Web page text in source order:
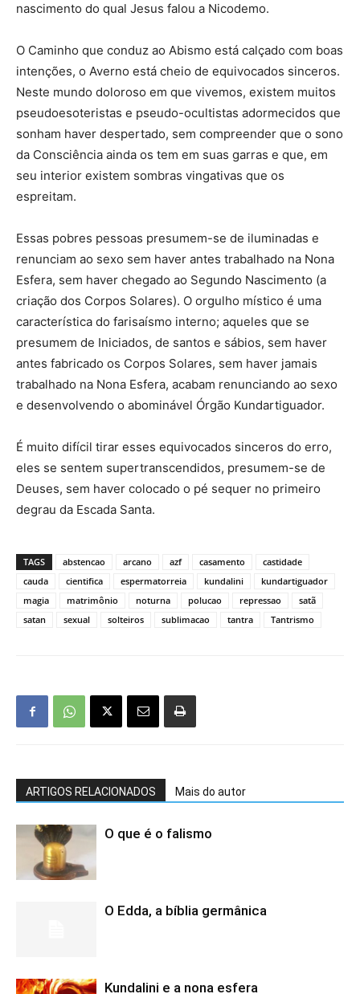
nascimento do qual Jesus falou a Nicodemo.
O Caminho que conduz ao Abismo está calçado com boas
intenções, o Averno está cheio de equivocados sinceros.
Neste mundo doloroso em que vivemos, existem muitos
pseudoesoteristas e pseudo-ocultistas adormecidos que
sonham haver despertado, sem compreender que o sono
da Consciência ainda os tem em suas garras e que, em
seu interior existem sombras vingativas que os
espreitam.
Essas pobres pessoas presumem-se de iluminadas e
renunciam ao sexo sem haver antes trabalhado na Nona
Esfera, sem haver chegado ao Segundo Nascimento (a
criação dos Corpos Solares). O orgulho místico é uma
característica do farisaísmo interno; aqueles que se
presumem de Iniciados, de santos e sábios, sem haver
antes fabricado os Corpos Solares, sem haver jamais
trabalhado na Nona Esfera, acabam renunciando ao sexo
e desenvolvendo o abominável Órgão Kundartiguador.
É muito difícil tirar esses equivocados sinceros do erro,
eles se sentem supertranscendidos, presumem-se de
Deuses, sem haver colocado o pé sequer no primeiro
degrau da Escada Santa.
TAGS abstencao arcano azf casamento
castidade
cauda
cientifica espermatorreia kundalini
kundartiguador
magia
matrimônio noturna polucao repressao
satã
satan
sexual solteiros sublimacao tantra Tantrismo
ARTIGOS RELACIONADOS Mais do autor
O que é o falismo
O Edda, a bíblia germânica
Kundalini e a nona esfera